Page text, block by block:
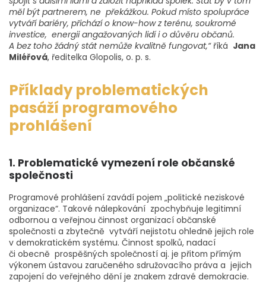
měl být partnerem, ne překážkou. Pokud místo spolupráce
vytváří bariéry, přichází o know-how z terénu, soukromé
investice, energii angažovaných lidí i o důvěru občanů.
A bez toho žádný stát nemůže kvalitně fungovat,“ říká Jana
Miléřová, ředitelka Glopolis, o. p. s.
Příklady problematických
pasáží programového
prohlášení
1. Problematické vymezení role občanské
společnosti
Programové prohlášení zavádí pojem „politické neziskové
organizace“. Takové nálepkování zpochybňuje legitimní
odbornou a veřejnou činnost organizací občanské
společnosti a zbytečně vytváří nejistotu ohledně jejich role
v demokratickém systému. Činnost spolků, nadací
či obecně prospěšných společností aj. je přitom přímým
výkonem ústavou zaručeného sdružovacího práva a jejich
zapojení do veřejného dění je znakem zdravé demokracie.